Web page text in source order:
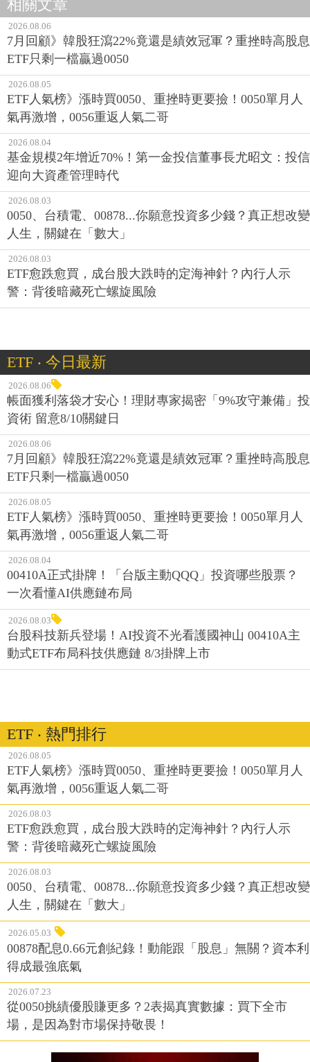
相關文章
2026.08.06
7月回顧》韓股狂瀉22%竟還是績效冠軍？重挫時高股息
ETF只剩一檔贏過0050
2026.08.05
ETF人氣榜》漲時買0050、重挫時更要撿！0050單月人
氣再激增，0056重返人氣二哥
2026.08.04
基金規模2年增近70%！第一金投信董事長尤昭文：投信
迎向大資產管理時代
2026.08.03
0050、台積電、00878...你願意投資多少錢？真正想改變
人生，關鍵在「數大」
2026.08.03
ETF愈跌愈買，成台股大跌時的定海神針？內行人示
警：背後暗藏死亡螺旋風險
ETF ‧ 今日最新
2026.08.06
帳面獲利落袋才安心！理財專家揭密「9%攻守兼備」投
資術 留意8/10關鍵日
2026.08.06
7月回顧》韓股狂瀉22%竟還是績效冠軍？重挫時高股息
ETF只剩一檔贏過0050
2026.08.05
ETF人氣榜》漲時買0050、重挫時更要撿！0050單月人
氣再激增，0056重返人氣二哥
2026.08.04
00410A正式掛牌！「台版主動QQQ」投資哪些股票？
一次看懂AI供應鏈布局
2026.08.03
台股科技新兵登場！AI投資不光看護國神山 00410A主
動式ETF布局科技供應鏈 8/3掛牌上市
ETF ‧ 熱門排行
2026.08.05
ETF人氣榜》漲時買0050、重挫時更要撿！0050單月人
氣再激增，0056重返人氣二哥
2026.08.03
ETF愈跌愈買，成台股大跌時的定海神針？內行人示
警：背後暗藏死亡螺旋風險
2026.08.03
0050、台積電、00878...你願意投資多少錢？真正想改變
人生，關鍵在「數大」
2026.05.03
00878配息0.66元創紀錄！動能跟「股息」無關？資本利
得成最強底氣
2026.07.23
從0050挑績優股賺更多？2表揭真實數據：買下全市
場，是因為對市場保持敬畏！